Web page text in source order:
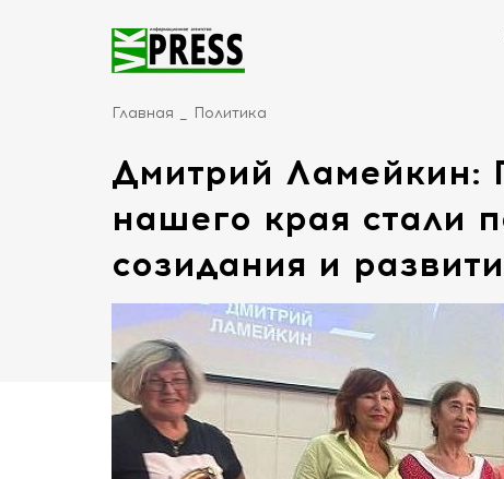
Главная Политика
Дмитрий Ламейкин:
нашего края стали
созидания и